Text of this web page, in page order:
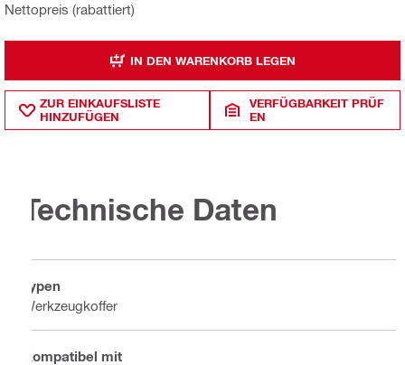
Nettopreis (rabattiert)
IN DEN WARENKORB LEGEN
ZUR EINKAUFSLISTE
HINZUFÜGEN
VERFÜGBARKEIT PRÜF
EN
Technische Daten
Typen
Werkzeugkoffer
Kompatibel mit